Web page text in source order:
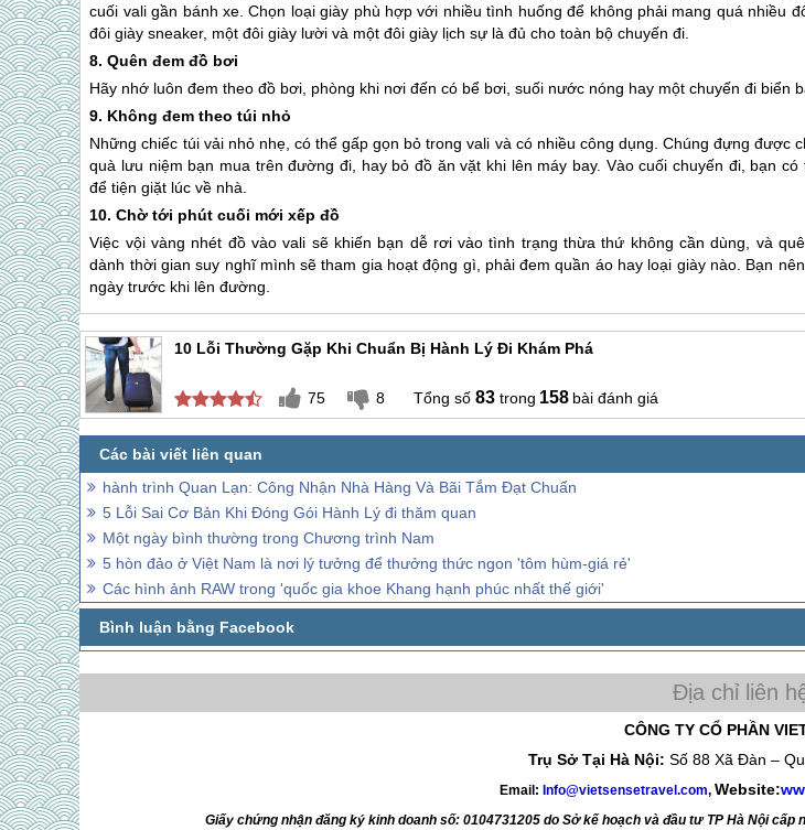
cuối vali gần bánh xe. Chọn loại giày phù hợp với nhiều tình huống để không phải mang quá nhiều
đôi giày sneaker, một đôi giày lười và một đôi giày lịch sự là đủ cho toàn bộ chuyến đi.
8. Quên đem đồ bơi
Hãy nhớ luôn đem theo đồ bơi, phòng khi nơi đến có bể bơi, suối nước nóng hay một chuyến đi biển
9. Không đem theo túi nhỏ
Những chiếc túi vải nhỏ nhẹ, có thể gấp gọn bỏ trong vali và có nhiều công dụng. Chúng đựng được
quà lưu niệm bạn mua trên đường đi, hay bỏ đồ ăn vặt khi lên máy bay. Vào cuối chuyến đi, bạn
để tiện giặt lúc về nhà.
10. Chờ tới phút cuối mới xếp đồ
Việc vội vàng nhét đồ vào vali sẽ khiến bạn dễ rơi vào tình trạng thừa thứ không cần dùng, và
dành thời gian suy nghĩ mình sẽ tham gia hoạt động gì, phải đem quần áo hay loại giày nào. Bạn
ngày trước khi lên đường.
10 Lỗi Thường Gặp Khi Chuẩn Bị Hành Lý Đi Khám Phá
75 8 83 158 bài đánh giá
hành trình Quan Lạn: Công Nhận Nhà Hàng Và Bãi Tắm Đạt Chuẩn
5 Lỗi Sai Cơ Bản Khi Đóng Gói Hành Lý đi thăm quan
Một ngày bình thường trong Chương trình Nam
5 hòn đảo ở Việt Nam là nơi lý tưởng để thưởng thức ngon 'tôm hùm-giá rẻ'
Các hình ảnh RAW trong 'quốc gia khoe Khang hạnh phúc nhất thế giới'
CÔNG TY CỔ PHẦN
Trụ Sở Tại Hà Nội: Số 88 Xã Đàn –
Email: Info@vietsensetravel.com, Website:
Giấy chứng nhận đăng ký kinh doanh số: 0104731205 do Sở kế hoạch và đầu tư TP Hà Nội cấp